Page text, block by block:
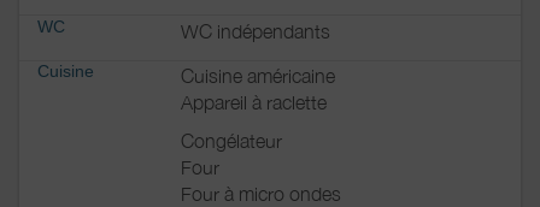
WC WC indépendants
Cuisine
Cuisine américaine
Appareil à raclette
Congélateur
Four
Four à micro ondes